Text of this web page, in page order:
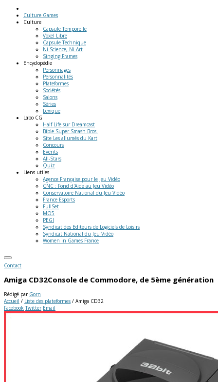
Culture Games
Culture
Capsule Temporelle
Voxel Libre
Capsule Technique
Ni Science, Ni Art
Singing Frames
Encyclopédie
Personnages
Personnalités
Plateformes
Sociétés
Salons
Séries
Lexique
Labo CG
Half Life sur Dreamcast
Bible Super Smash Bros.
Site Les allumés du Kart
Concours
Events
All-Stars
Quiz
Liens utiles
Agence Française pour le Jeu Vidéo
CNC : Fond d'Aide au Jeu Vidéo
Conservatoire National du Jeu Vidéo
France Esports
FullSet
MO5
PEGI
Syndicat des Editeurs de Logiciels de Loisirs
Syndicat National du Jeu Vidéo
Women in Games France
Contact
Amiga CD32Console de Commodore, de 5ème génération
Rédigé par Gorn
Accueil / Liste des plateformes / Amiga CD32
Facebook Twitter Email